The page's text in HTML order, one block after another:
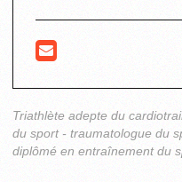
Triathlète adepte du
du sport - traumatologue du
diplômé en entraînement du